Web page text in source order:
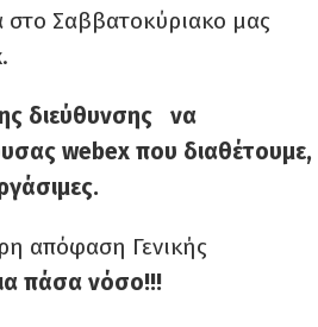
στο Σαββατοκύριακο μας
διεύθυνσης να
webex που διαθέτουμε,
απόφαση Γενικής
πάσα νόσο!!!